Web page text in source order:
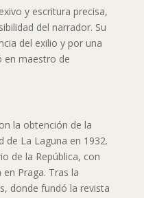
y escritura precisa,
del narrador. Su
del exilio y por una
en maestro de
la obtención de la
de La Laguna en 1932.
de la República, con
Praga. Tras la
donde fundó la revista